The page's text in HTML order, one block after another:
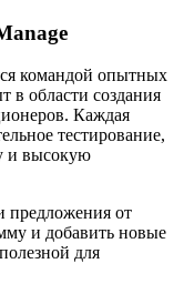
командой опытных
области создания
Каждая
тестирование,
и высокую
предложения от
и добавить новые
для